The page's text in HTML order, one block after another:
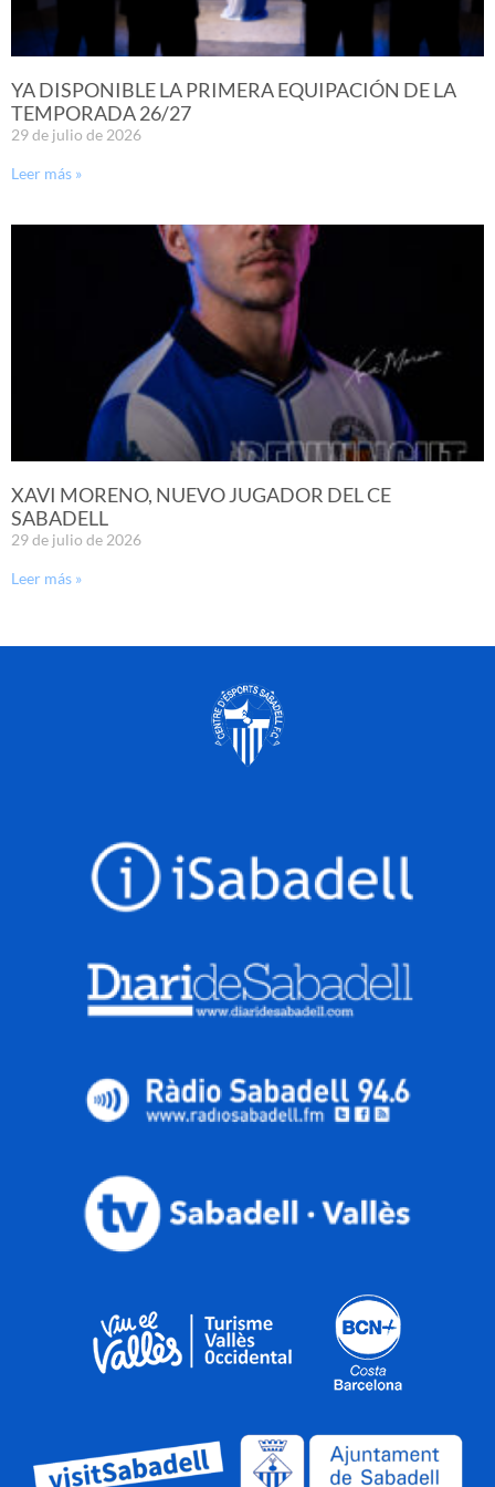
YA DISPONIBLE LA PRIMERA EQUIPACIÓN DE LA
TEMPORADA 26/27
29 de julio de 2026
Leer más »
XAVI MORENO, NUEVO JUGADOR DEL CE
SABADELL
29 de julio de 2026
Leer más »